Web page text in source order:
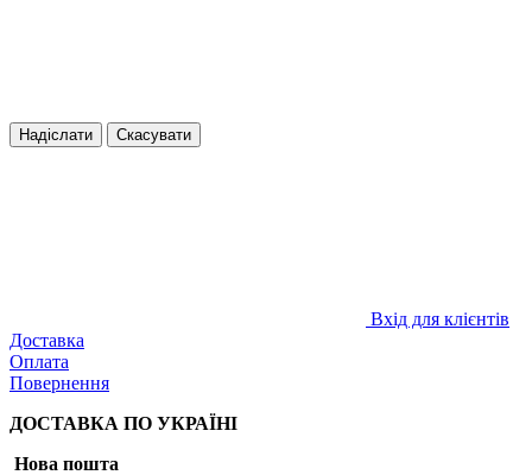
Надіслати Скасувати
Вхід для клієнтів
Доставка
Оплата
Повернення
ДОСТАВКА ПО УКРАЇНІ
Нова пошта